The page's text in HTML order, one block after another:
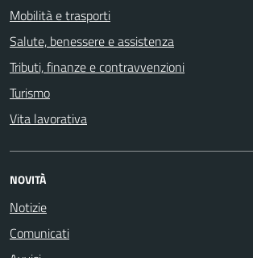
Mobilità e trasporti
Salute, benessere e assistenza
Tributi, finanze e contravvenzioni
Turismo
Vita lavorativa
NOVITÀ
Notizie
Comunicati